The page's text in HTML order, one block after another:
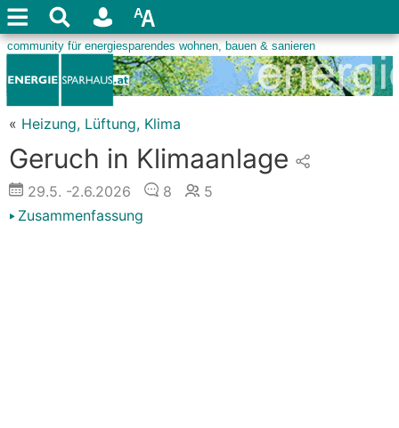
« Heizung, Lüftung, Klima
Geruch in Klimaanlage
29.5. -2.6.2026 8
5
Zusammenfassung